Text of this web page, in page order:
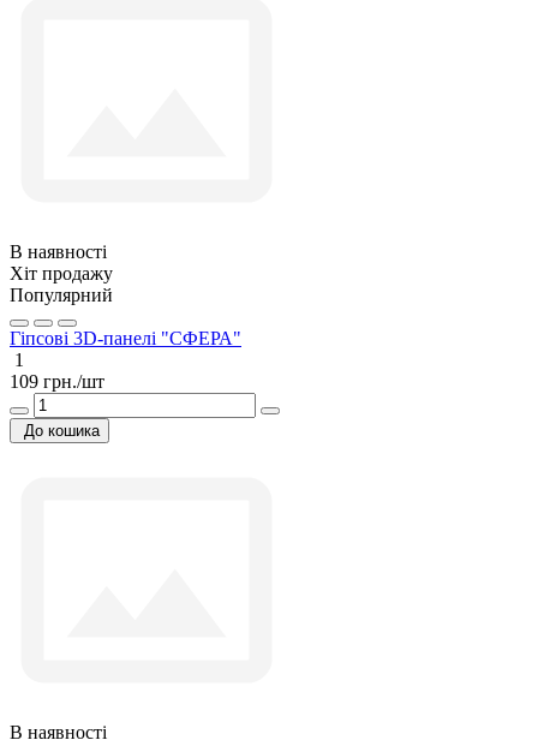
В наявності
Хіт продажу
Популярний
Гіпсові 3D-панелі "СФЕРА"
1
109 грн./шт
До кошика
В наявності